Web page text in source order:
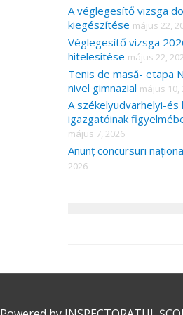
A véglegesítő vizsga
kiegészítése május 22,
Véglegesítő vizsga
hitelesítése május 22,
Tenis de masă- etapa
nivel gimnazial május 10,
A székelyudvarhelyi-és
igazgatóinak
május 7, 2026
Anunț concursuri
2026